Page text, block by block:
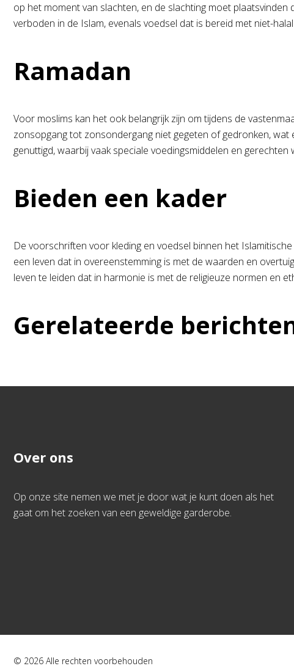
op het moment van slachten, en de slachting moet
verboden in de Islam, evenals voedsel dat is bereid met niet-
Ramadan
Voor moslims kan het ook belangrijk zijn om tijdens de
zonsopgang tot zonsondergang niet gegeten of gedronken,
genuttigd, waarbij vaak speciale voedingsmiddelen en
Bieden een kader
De voorschriften voor kleding en voedsel binnen het
een leven dat in overeenstemming is met de waarden en
leven te leiden dat in harmonie is met de religieuze normen en
Gerelateerde
Over ons
Op onze site nemen we met je door wat je kunt doen als het
gaat om het zoeken van een geweldige garderobe.
© 2026 Alle rechten voorbehouden